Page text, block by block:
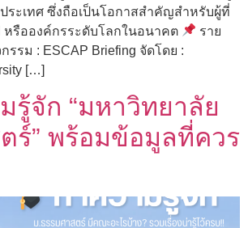
ระเทศ ซึ่งถือเป็นโอกาสสำคัญสำหรับผู้ที่
หรือองค์กรระดับโลกในอนาคต
ราย
รรม : ESCAP Briefing จัดโดย :
[…]
รู้จัก “มหาวิทยาลัย
ร์” พร้อมข้อมูลที่ควร